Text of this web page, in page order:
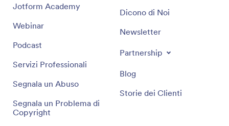
Jotform Academy
Webinar
Podcast
Servizi Professionali
Segnala un Abuso
Segnala un Problema di
Copyright
Dicono di Noi
Newsletter
Partnership
Blog
Storie dei Clienti